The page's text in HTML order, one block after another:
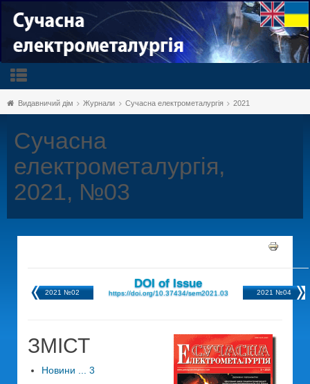
Видавничий дім Журнали Сучасна електрометалургія 2021
Сучасна
електрометалургія,
2021, №03
2021 №02
DOI of Issue
https://doi.org/10.37434/sem2021.03 2021 №04
ЗМІСТ
Новини ... 3